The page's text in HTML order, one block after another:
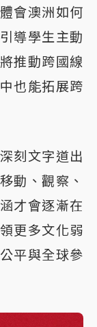
會澳洲如何
導學生主動
推動跨國線
也能拓展跨
刻文字道出
動、觀察、
才會逐漸在
更多文化弱
平與全球參